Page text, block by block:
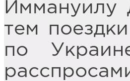
Иммануилу
тем
по